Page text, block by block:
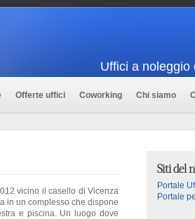
Uffici a noleggio
Offerte uffici Coworking Chi siamo
vicino il casello di Vicenza
in un complesso che dispone
e piscina. Un luogo dove
Siti del
Portale
Portale